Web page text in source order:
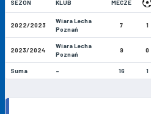
SEZON KLUB MECZE
2022/2023
Wiara Lecha
Poznań
7 1
2023/2024
Wiara Lecha
Poznań
9 0
Suma - 16 1